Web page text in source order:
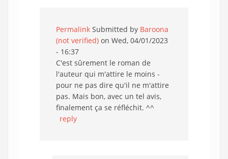
Permalink Submitted by Baroona
(not verified) on Wed, 04/01/2023
- 16:37
C'est sûrement le roman de
l'auteur qui m'attire le moins -
pour ne pas dire qu'il ne m'attire
pas. Mais bon, avec un tel avis,
finalement ça se réfléchit. ^^
reply